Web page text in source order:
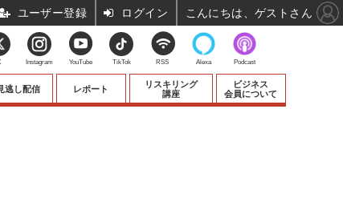
逃し配信 レポート
リスキリング
講座
ビジネス
会員について
Instagram YouTube TikTok RSS Alexa Podcast
ユーザー登録 ログイン こんにちは、ゲストさん